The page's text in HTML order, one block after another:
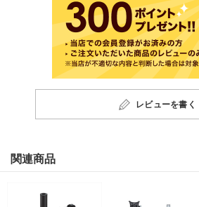
レビューを書く
関連商品